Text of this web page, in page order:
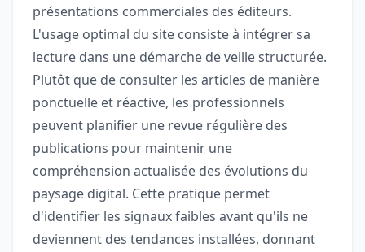
présentations commerciales des éditeurs.
L'usage optimal du site consiste à intégrer sa
lecture dans une démarche de veille structurée.
Plutôt que de consulter les articles de manière
ponctuelle et réactive, les professionnels
peuvent planifier une revue régulière des
publications pour maintenir une
compréhension actualisée des évolutions du
paysage digital. Cette pratique permet
d'identifier les signaux faibles avant qu'ils ne
deviennent des tendances installées, donnant